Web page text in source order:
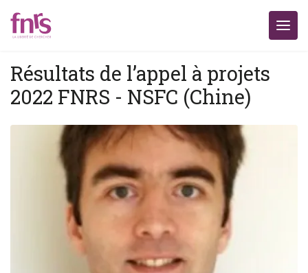
Résultats de l’appel à projets
2022 FNRS - NSFC (Chine)